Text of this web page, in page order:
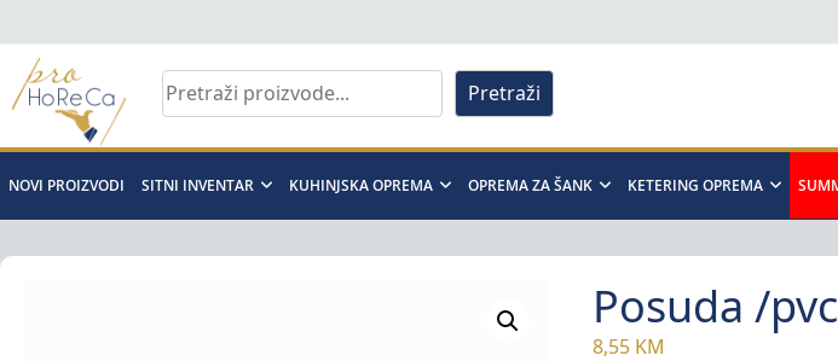
to
content
Pro
Horeca
d.o.o
Pretraži
NOVI PROIZVODI SITNI INVENTAR KUHINJSKA OPREMA OPREMA ZA ŠANK KETERING OPREMA
Posuda /
8,55 KM